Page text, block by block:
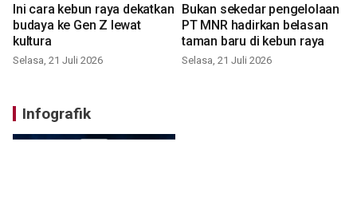
Ini cara kebun raya dekatkan
budaya ke Gen Z lewat
kultura
Selasa, 21 Juli 2026
Bukan sekedar pengelolaan
PT MNR hadirkan belasan
taman baru di kebun raya
Selasa, 21 Juli 2026
Infografik